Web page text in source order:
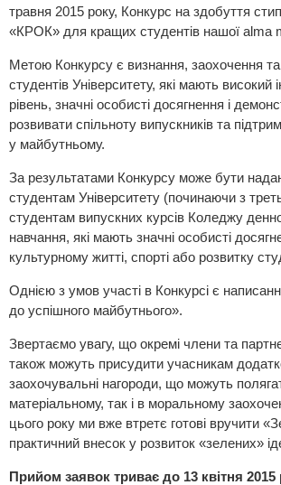
травня 2015 року, Конкурс на здобуття
«КРОК» для кращих студентів нашої alma
Метою Конкурсу є визнання, заохочення
студентів Університету, які мають високий
рівень, значні особисті досягнення і
розвивати спільноту випускників та
у майбутньому.
За результатами Конкурсу може бути
студентам Університету (починаючи з
студентам випускних курсів Коледжу
навчання, які мають значні особисті
культурному житті, спорті або розвитку
Однією з умов участі в Конкурсі є
до успішного майбутнього».
Звертаємо увагу, що окремі члени та
також можуть присудити учасникам
заохочувальні нагороди, що можуть
матеріальному, так і в моральному
цього року ми вже втретє готові вручити
практичний внесок у розвиток «зелених»
Прийом заявок триває до 13 квітня 2015